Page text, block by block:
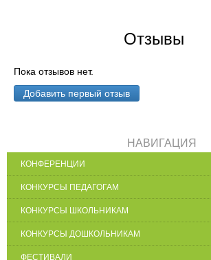
Отзывы
Пока отзывов нет.
Добавить первый отзыв
НАВИГАЦИЯ
КОНФЕРЕНЦИИ
КОНКУРСЫ ПЕДАГОГАМ
КОНКУРСЫ ШКОЛЬНИКАМ
КОНКУРСЫ ДОШКОЛЬНИКАМ
ФЕСТИВАЛИ